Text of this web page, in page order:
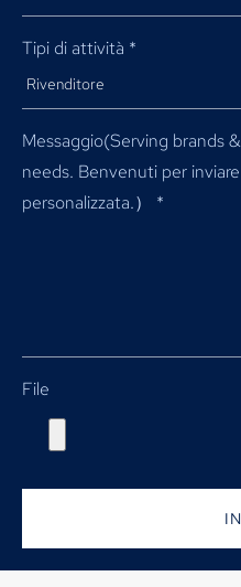
Tipi di attività *
Messaggio(Serving brands
needs. Benvenuti per
personalizzata.）
*
File